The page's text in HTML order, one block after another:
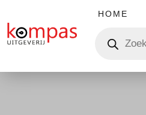
HOME